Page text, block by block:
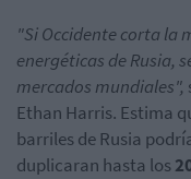
"Si Occidente corta la
energéticas de Rusia,
mercados mundiales",
Ethan Harris. Estima
barriles de Rusia
duplicaran hasta los